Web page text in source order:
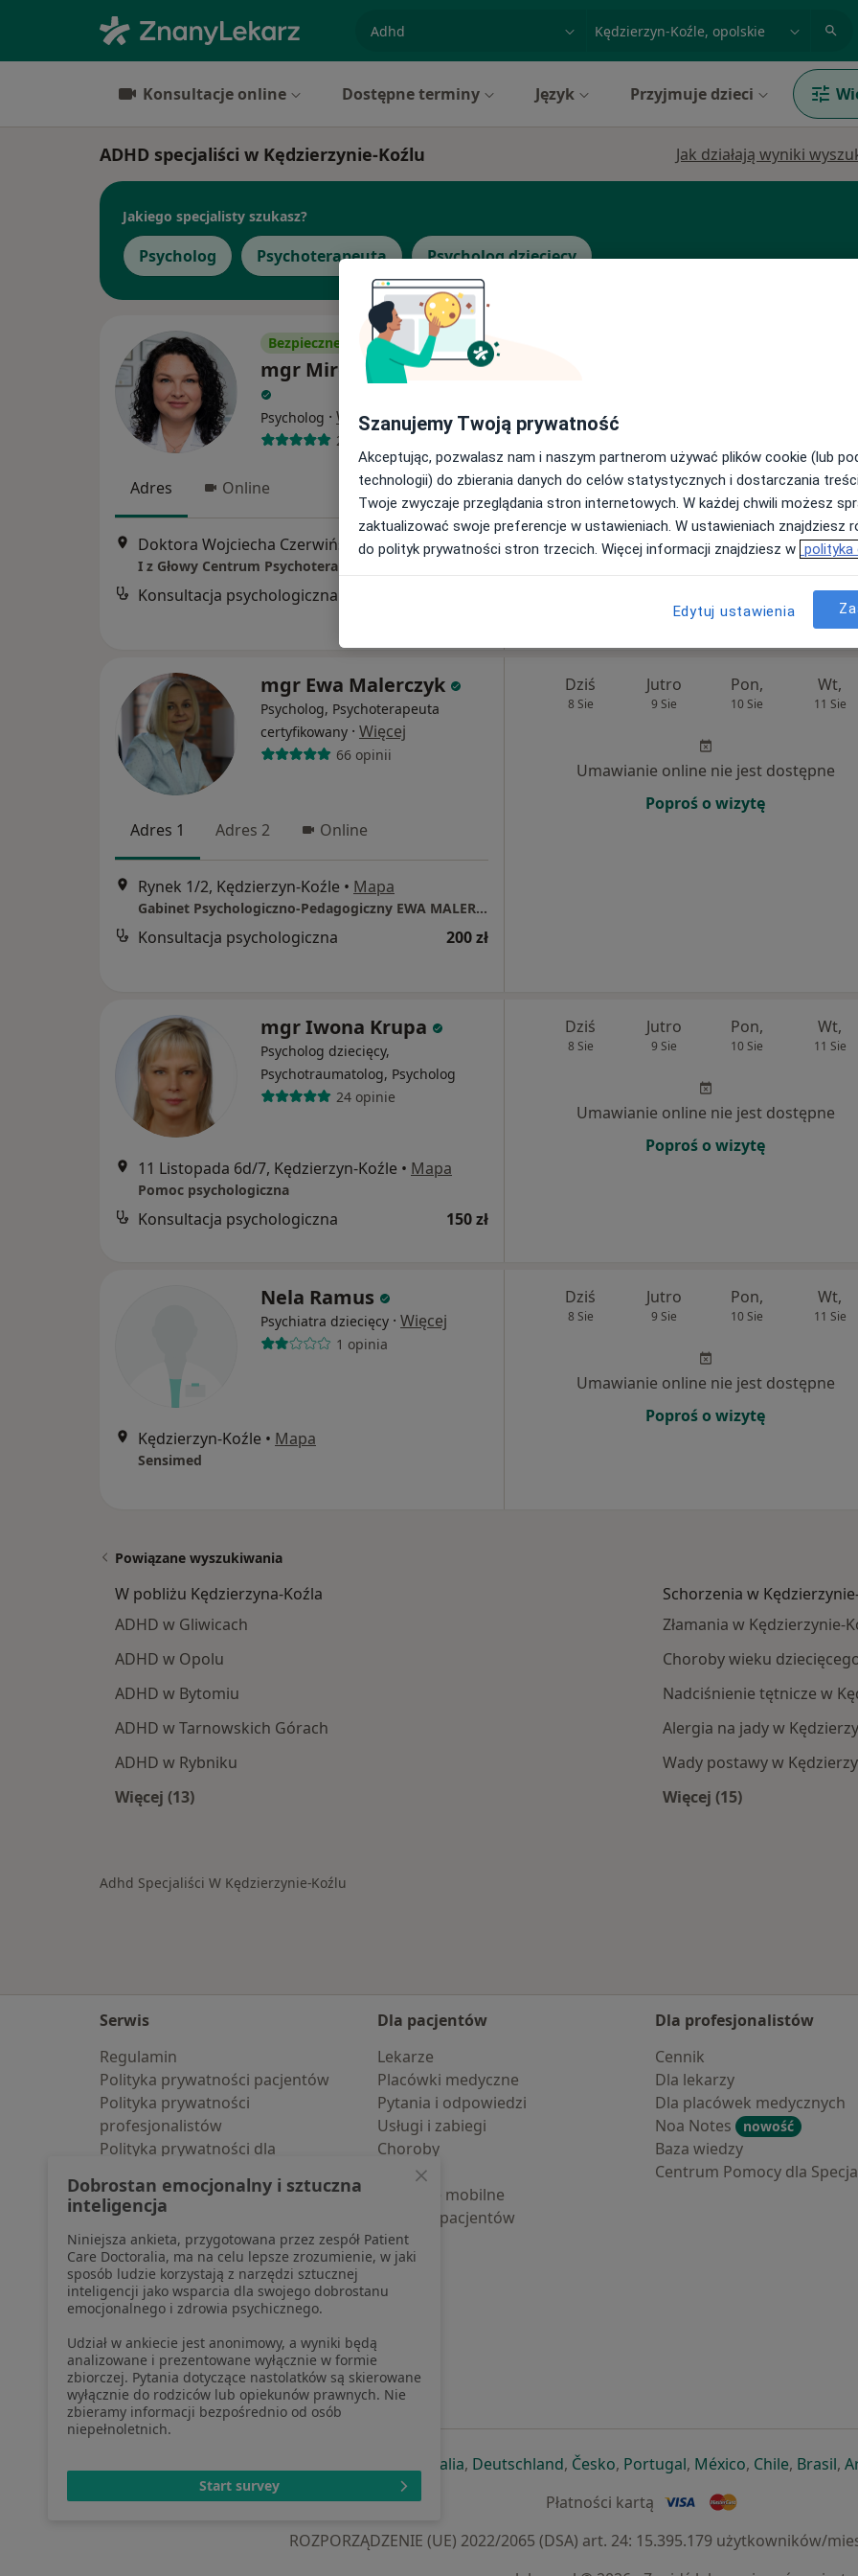
miasto lub dzielnica
Konsultacje online Dostępne terminy Język Przyjmuje dzieci
ADHD specjaliści w Kędzierzynie-Koźlu Jak działają wyniki
Jakiego specjalisty szukasz?
Psycholog Psychoterapeuta Psycholog dziecięcy
Bezpieczne płatności
mgr Mirella Papkowska
Psycholog · Więcej
20 opinii
Adres Online
Doktora Wojciecha Czerwińskiego 3, Kędzierzyn-Koźle •Mapa
I z Głowy Centrum Psychoterapii i Rozwoju
Konsultacja psychologiczna
Umawianie online nie jest dostępne
Poproś o wizytę
mgr Ewa Malerczyk
Psycholog, Psychoterapeuta
certyfikowany · Więcej
66 opinii
Adres 1 Adres 2 Online
Rynek 1/2, Kędzierzyn-Koźle • Mapa
Gabinet Psychologiczno-Pedagogiczny EWA MALERCZYK
Konsultacja psychologiczna 200 zł
Dziś
8 Sie
Jutro
9 Sie
Pon,
10 Sie
Wt,
11 Sie
Umawianie online nie jest dostępne
Poproś o wizytę
mgr Iwona Krupa
Psycholog dziecięcy,
Psychotraumatolog, Psycholog
24 opinie
11 Listopada 6d/7, Kędzierzyn-Koźle • Mapa
Pomoc psychologiczna
Konsultacja psychologiczna 150 zł
Dziś
8 Sie
Jutro
9 Sie
Pon,
10 Sie
Wt,
11 Sie
Umawianie online nie jest dostępne
Poproś o wizytę
Nela Ramus
Psychiatra dziecięcy · Więcej
1 opinia
Kędzierzyn-Koźle • Mapa
Sensimed
Dziś
8 Sie
Jutro
9 Sie
Pon,
10 Sie
Wt,
11 Sie
Umawianie online nie jest dostępne
Poproś o wizytę
Powiązane wyszukiwania
W pobliżu Kędzierzyna-Koźla
ADHD w Gliwicach
ADHD w Opolu
ADHD w Bytomiu
ADHD w Tarnowskich Górach
ADHD w Rybniku
Więcej (13)
Schorzenia w
Złamania w Kędzierzynie-
Choroby wieku
Nadciśnienie tętnicze w
Alergia na jady w
Wady postawy w
Więcej (15)
Adhd Specjaliści W Kędzierzynie-Koźlu
Serwis
Regulamin
Polityka prywatności pacjentów
Polityka prywatności
profesjonalistów
Polityka prywatności dla
pozyskaliśmy samodzielnie
Polityka cookies
Jak działają wyniki wyszukiwania
Dostępność
O nas
Praca Rekrutujemy!
Partnerzy
Centrum prasowe
Kontakt
Dla pacjentów
Lekarze
Placówki medyczne
Pytania i odpowiedzi
Usługi i zabiegi
Choroby
Pomoc
Aplikacje mobilne
Blog dla pacjentów
Dla profesjonalistów
Cennik
Dla lekarzy
Dla placówek medycznych
Noa Notes
nowość
Baza wiedzy
Centrum Pomocy dla
otwiera się w nowej karcie
otwiera się w nowej karcie
otwiera się w nowej karcie
Italiaotwiera się w nowej karcie
, Deutschlandotwiera się w nowej karcie
, Českootwiera się w nowej karcie
, Portugalotwiera się w nowej
, Méxicootwiera się w
, Chileotwiera
, Brasil,
Płatności kartą
ROZPORZĄDZENIE (UE) 2022/2065 (DSA) art. 24: 15.395.179 użytkowników/
Szanujemy Twoją prywatność
Akceptując, pozwalasz nam i naszym partnerom używać plików cookie (lub
technologii) do zbierania danych do celów statystycznych i dostarczania
Twoje zwyczaje przeglądania stron internetowych. W każdej chwili możesz
zaktualizować swoje preferencje w ustawieniach. W ustawieniach znajdziesz
do polityk prywatności stron trzecich. Więcej informacji znajdziesz w polityka
Edytuj ustawienia
Dobrostan emocjonalny i sztuczna
inteligencja
Niniejsza ankieta, przygotowana przez zespół Patient
Care Doctoralia, ma na celu lepsze zrozumienie, w jaki
sposób ludzie korzystają z narzędzi sztucznej
inteligencji jako wsparcia dla swojego dobrostanu
emocjonalnego i zdrowia psychicznego.
Udział w ankiecie jest anonimowy, a wyniki będą
analizowane i prezentowane wyłącznie w formie
zbiorczej. Pytania dotyczące nastolatków są skierowane
wyłącznie do rodziców lub opiekunów prawnych. Nie
zbieramy informacji bezpośrednio od osób
niepełnoletnich.
Start survey